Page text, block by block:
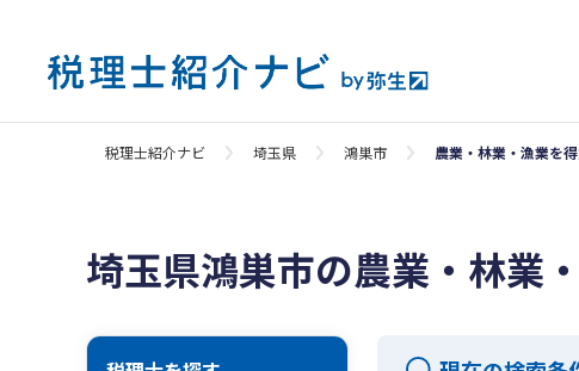
税理士紹介ナビ 埼玉県 鴻巣市 農業・林業・漁業を
埼玉県鴻巣市の農業・林業